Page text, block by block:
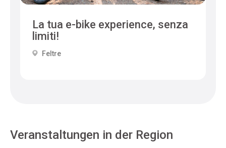
La tua e-bike experience, senza
limiti!
Feltre
Veranstaltungen in der Region